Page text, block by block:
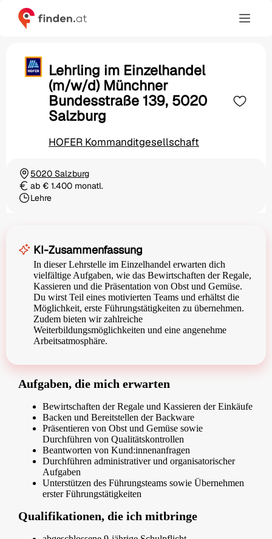
Lehrling im Einzelhandel
(m/w/d) Münchner
Bundesstraße 139, 5020
Salzburg
HOFER Kommanditgesellschaft
Ortschaft
5020 Salzburg
Gehaltab € 1.400 monatl.
Beschäftigungsart
Lehre
KI-Zusammenfassung
In dieser Lehrstelle im Einzelhandel erwarten dich
vielfältige Aufgaben, wie das Bewirtschaften der Regale,
Kassieren und die Präsentation von Obst und Gemüse.
Du wirst Teil eines motivierten Teams und erhältst die
Möglichkeit, erste Führungstätigkeiten zu übernehmen.
Zudem bieten wir zahlreiche
Weiterbildungsmöglichkeiten und eine angenehme
Arbeitsatmosphäre.
Aufgaben, die mich erwarten
Bewirtschaften der Regale und Kassieren der Einkäufe
Backen und Bereitstellen der Backware
Präsentieren von Obst und Gemüse sowie
Durchführen von Qualitätskontrollen
Beantworten von Kund:innenanfragen
Durchführen administrativer und organisatorischer
Aufgaben
Unterstützen des Führungsteams sowie Übernehmen
erster Führungstätigkeiten
Qualifikationen, die ich mitbringe